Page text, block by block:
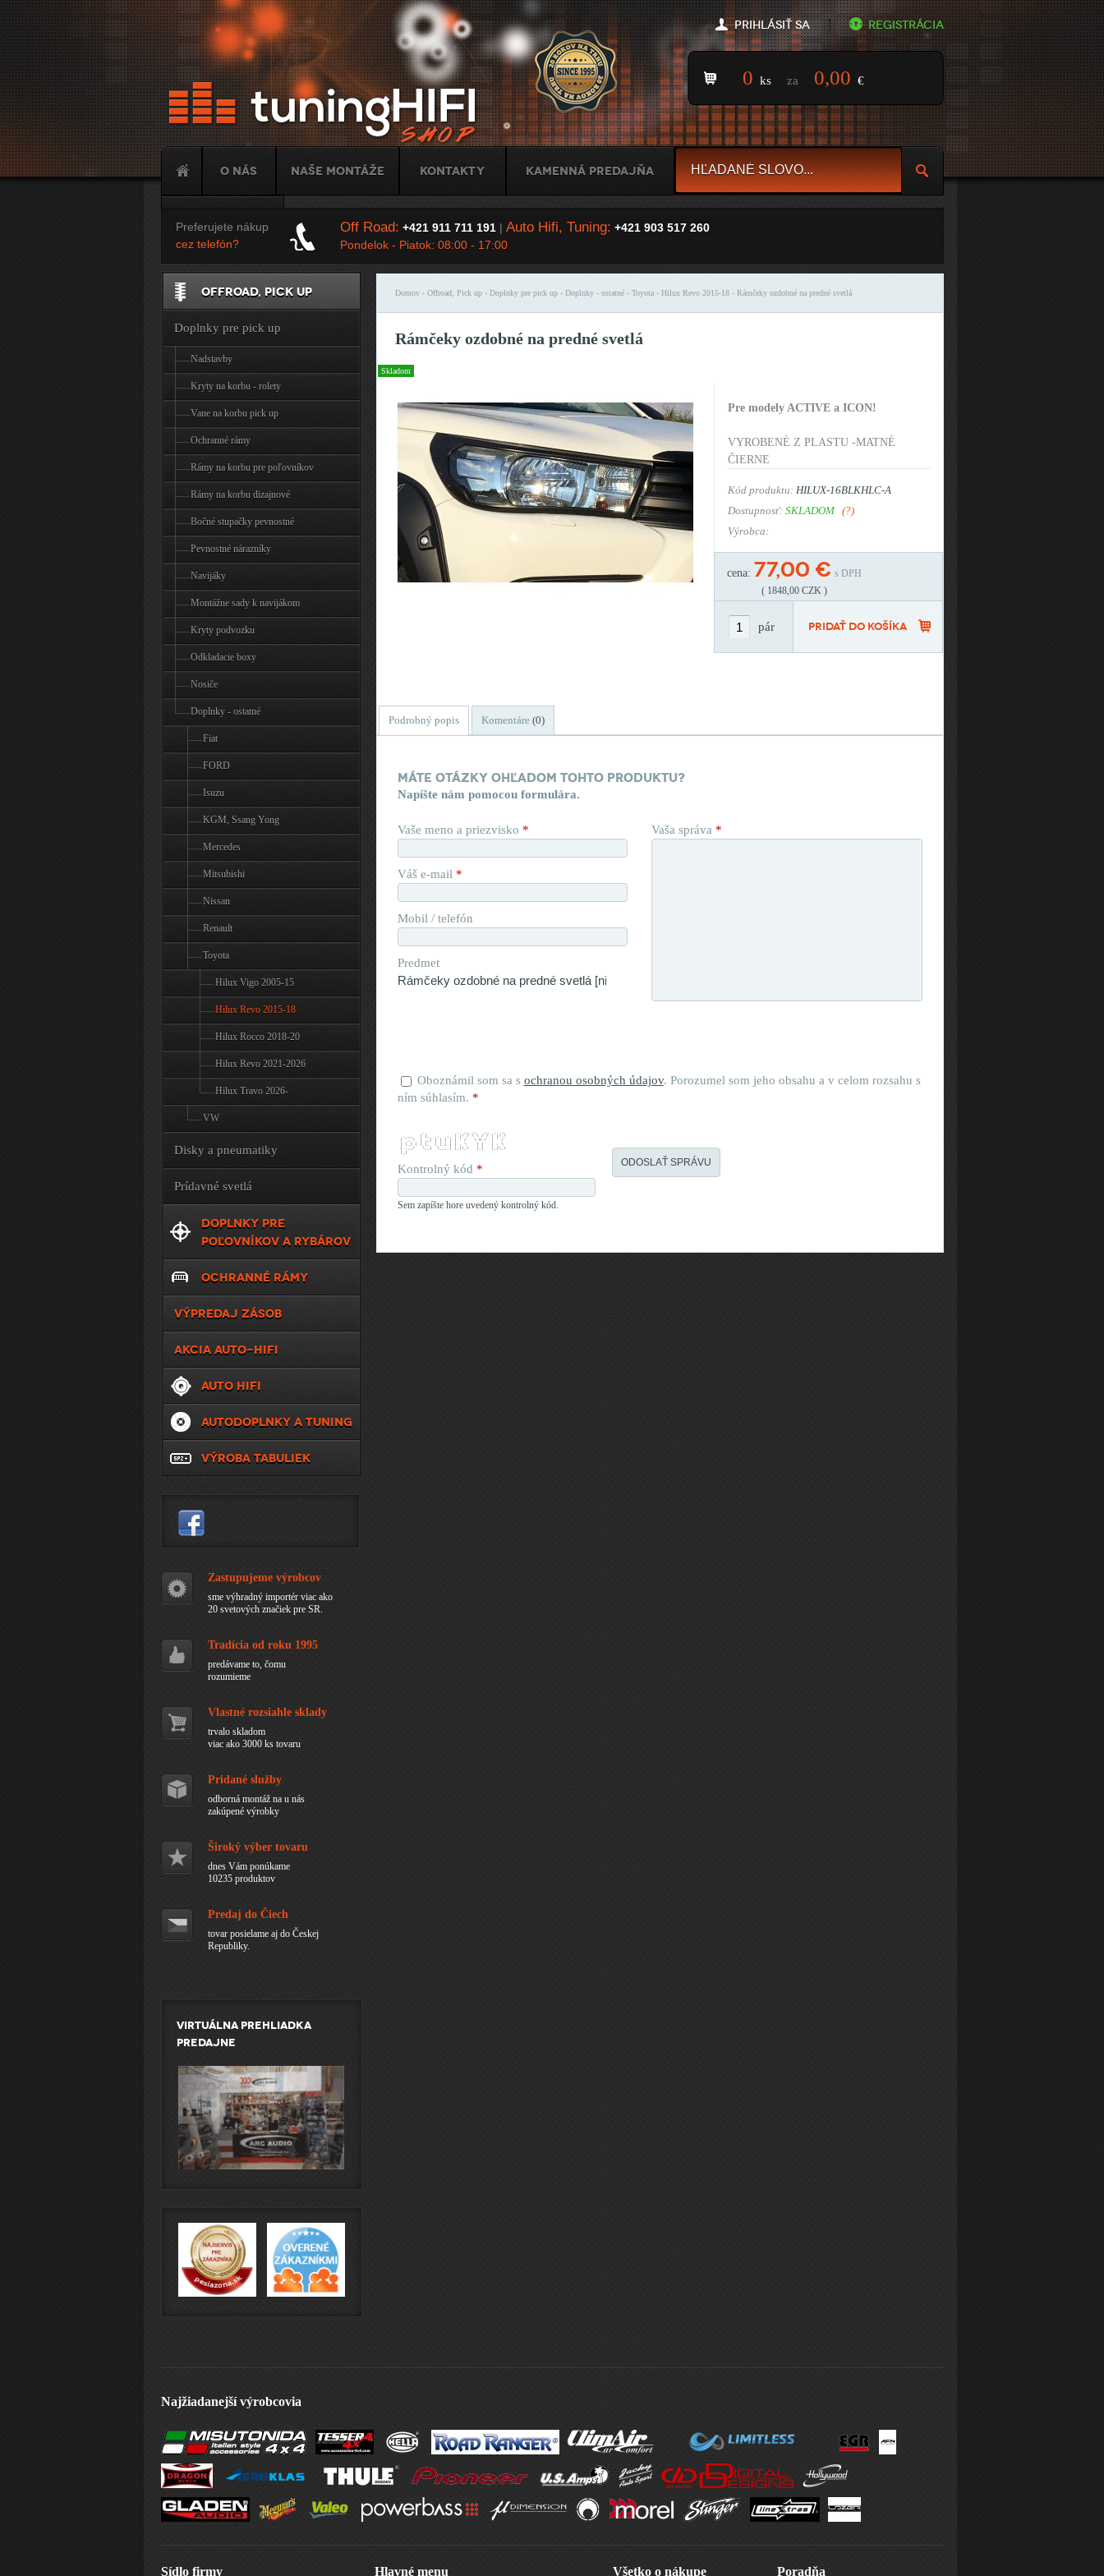
Jump to Navigation
Prihlásiť sa
Registrácia
0 ks za 0,00 €
O nás Naše montáže Kontakty Kamenná predajňa
Tuning
Preferujete nákup
cez telefón?
Off Road: +421 911 711 191| Auto Hifi, Tuning: +421 903 517 260
Pondelok - Piatok: 08:00 - 17:00
Domov› Offroad, Pick up› Doplnky pre pick up› Doplnky - ostatné› Toyota› Hilux Revo 2015-18› Rámčeky ozdobné na predné svetlá
Rámčeky ozdobné na predné svetlá
Skladom
Pre modely ACTIVE a ICON!
VYROBENÉ Z PLASTU -MATNÉ
ČIERNE
Kód produktu: HILUX-16BLKHLC-A
Dostupnosť: SKLADOM
(?)
Výrobca:
cena: 77,00 € s DPH
( 1848,00 CZK )
pár
Podrobný popis Komentáre(0)
Máte otázky ohľadom tohto produktu?
Napíšte nám pomocou formulára.
Vaša správa *
Vaše meno a priezvisko *
Váš e-mail *
Mobil / telefón
Predmet
Oboznámil som sa s ochranou osobných údajov. Porozumel som jeho obsahu a v celom rozsahu s
ním súhlasím. *
  _ __   | |_   _   _  | |/ / \ \ / / | |/ /
| '_ \  | __| | | | | | ' /   \ V /  | ' /
| |_) | | |_  | |_| | | . \    | |   | . \
| .__/   \__|  \__,_| |_|\_\   |_|   |_|\_\
|_|
Kontrolný kód *
Sem zapíšte hore uvedený kontrolný kód.
OFFROAD, PICK UP
Doplnky pre pick up
Nadstavby
Kryty na korbu - rolety
Vane na korbu pick up
Ochranné rámy
Rámy na korbu pre poľovníkov
Rámy na korbu dizajnové
Bočné stupačky pevnostné
Pevnostné nárazníky
Navijáky
Montážne sady k navijákom
Kryty podvozku
Odkladacie boxy
Nosiče
Doplnky - ostatné
Fiat
FORD
Isuzu
KGM, Ssang Yong
Mercedes
Mitsubishi
Nissan
Renault
Toyota
Hilux Vigo 2005-15
Hilux Revo 2015-18
Hilux Rocco 2018-20
Hilux Revo 2021-2026
Hilux Travo 2026-
VW
Disky a pneumatiky
Prídavné svetlá
DOPLNKY PRE
POĽOVNÍKOV A RYBÁROV
OCHRANNÉ RÁMY
VÝPREDAJ ZÁSOB
AKCIA AUTO-HIFI
AUTO HIFI
AUTODOPLNKY A TUNING
VÝROBA TABULIEK
Zastupujeme výrobcov
sme výhradný importér viac ako
20 svetových značiek pre SR.
Tradícia od roku 1995
predávame to, čomu
rozumieme
Vlastné rozsiahle sklady
trvalo skladom
viac ako 3000 ks tovaru
Pridané služby
odborná montáž na u nás
zakúpené výrobky
Široký výber tovaru
dnes Vám ponúkame
10235 produktov
Predaj do Čiech
tovar posielame aj do Českej
Republiky.
Virtuálna prehliadka
predajne
Najžiadanejší výrobcovia
Sídlo firmy Hlavné menu Všetko o nákupe Poradňa